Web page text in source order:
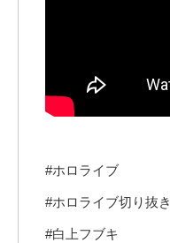
#ホロライブ
#ホロライブ切り抜き
#白上フブキ